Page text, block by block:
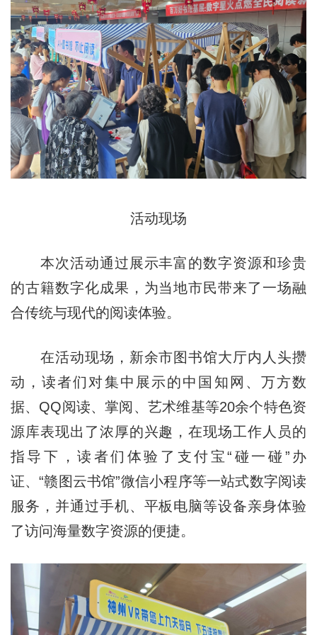
活动现场
本次活动通过展示丰富的数字资源和珍贵
的古籍数字化成果，为当地市民带来了一场融
合传统与现代的阅读体验。
在活动现场，新余市图书馆大厅内人头攒
动，读者们对集中展示的中国知网、万方数
据、QQ阅读、掌阅、艺术维基等20余个特色资
源库表现出了浓厚的兴趣，在现场工作人员的
指导下，读者们体验了支付宝“碰一碰”办
证、“赣图云书馆”微信小程序等一站式数字阅读
服务，并通过手机、平板电脑等设备亲身体验
了访问海量数字资源的便捷。